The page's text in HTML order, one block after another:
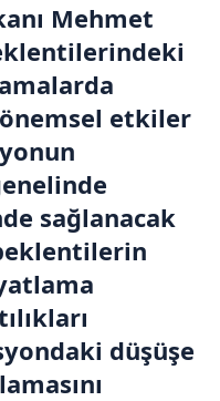
Mehmet
etkiler
sağlanacak
düşüşe